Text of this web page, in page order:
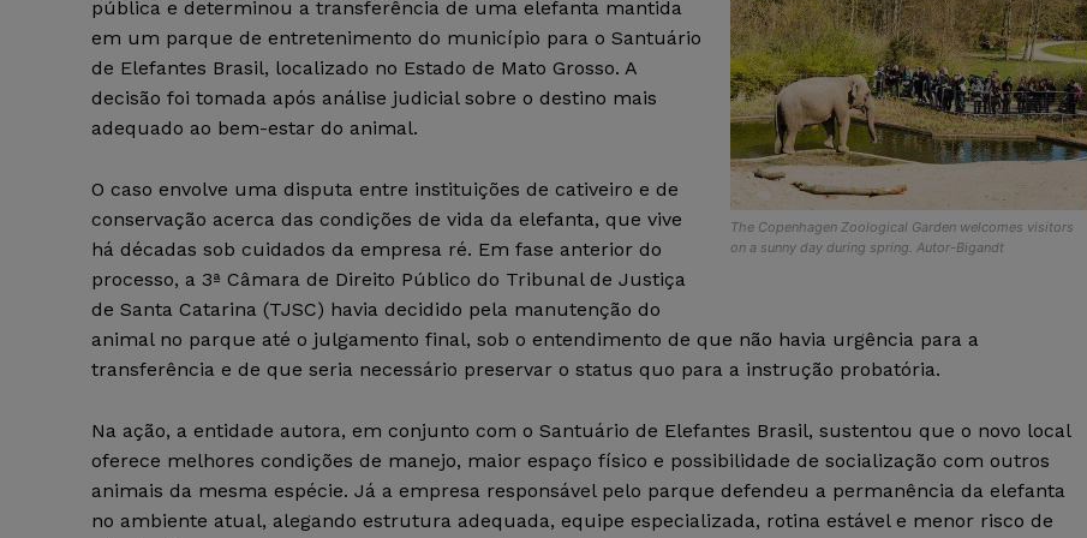
The Copenhagen Zoological Garden welcomes visitors
on a sunny day during spring. Autor-Bigandt
pública e determinou a transferência de uma elefanta mantida
em um parque de entretenimento do município para o Santuário
de Elefantes Brasil, localizado no Estado de Mato Grosso. A
decisão foi tomada após análise judicial sobre o destino mais
adequado ao bem-estar do animal.
O caso envolve uma disputa entre instituições de cativeiro e de
conservação acerca das condições de vida da elefanta, que vive
há décadas sob cuidados da empresa ré. Em fase anterior do
processo, a 3ª Câmara de Direito Público do Tribunal de Justiça
de Santa Catarina (TJSC) havia decidido pela manutenção do
animal no parque até o julgamento final, sob o entendimento de que não havia urgência para a
transferência e de que seria necessário preservar o status quo para a instrução probatória.
Na ação, a entidade autora, em conjunto com o Santuário de Elefantes Brasil, sustentou que o novo local
oferece melhores condições de manejo, maior espaço físico e possibilidade de socialização com outros
animais da mesma espécie. Já a empresa responsável pelo parque defendeu a permanência da elefanta
no ambiente atual, alegando estrutura adequada, equipe especializada, rotina estável e menor risco de